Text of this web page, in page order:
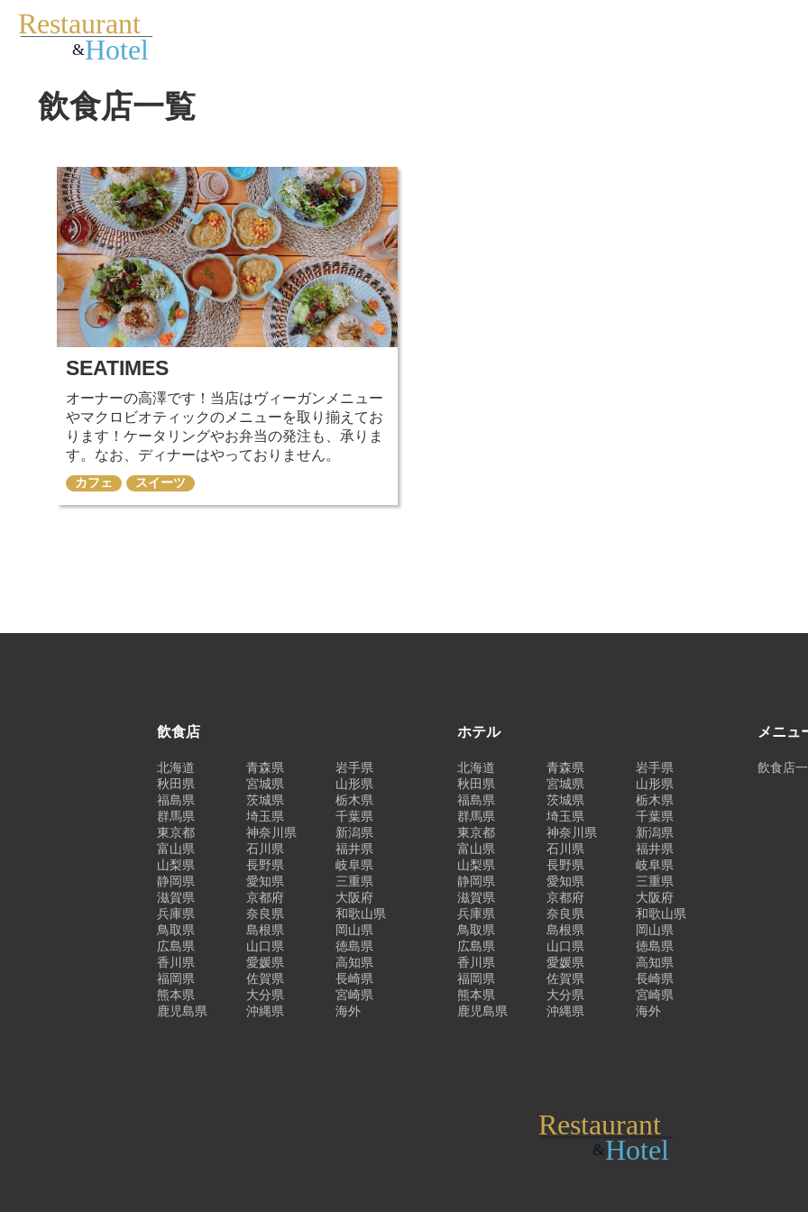
飲食店一覧
SEATIMES
オーナーの高澤です！当店はヴィーガンメニュー
やマクロビオティックのメニューを取り揃えてお
ります！ケータリングやお弁当の発注も、承りま
す。なお、ディナーはやっておりません。
カフェ スイーツ
飲食店
北海道 青森県
岩手県
秋田県
宮城県
山形県
福島県
茨城県
栃木県
群馬県
埼玉県
千葉県
東京都
神奈川県
新潟県
富山県
石川県
福井県
山梨県
長野県
岐阜県
静岡県
愛知県
三重県
滋賀県
京都府
大阪府
兵庫県
奈良県
和歌山県
鳥取県
島根県
岡山県
広島県
山口県
徳島県
香川県
愛媛県
高知県
福岡県
佐賀県
長崎県
熊本県
大分県
宮崎県
鹿児島県
沖縄県 海外
ホテル
北海道 青森県
岩手県
秋田県
宮城県
山形県
福島県
茨城県
栃木県
群馬県
埼玉県
千葉県
東京都
神奈川県
新潟県
富山県
石川県
福井県
山梨県
長野県
岐阜県
静岡県
愛知県
三重県
滋賀県
京都府
大阪府
兵庫県
奈良県
和歌山県
鳥取県
島根県
岡山県
広島県
山口県
徳島県
香川県
愛媛県
高知県
福岡県
佐賀県
長崎県
熊本県
大分県
宮崎県
鹿児島県
沖縄県 海外
メニュ
飲食店